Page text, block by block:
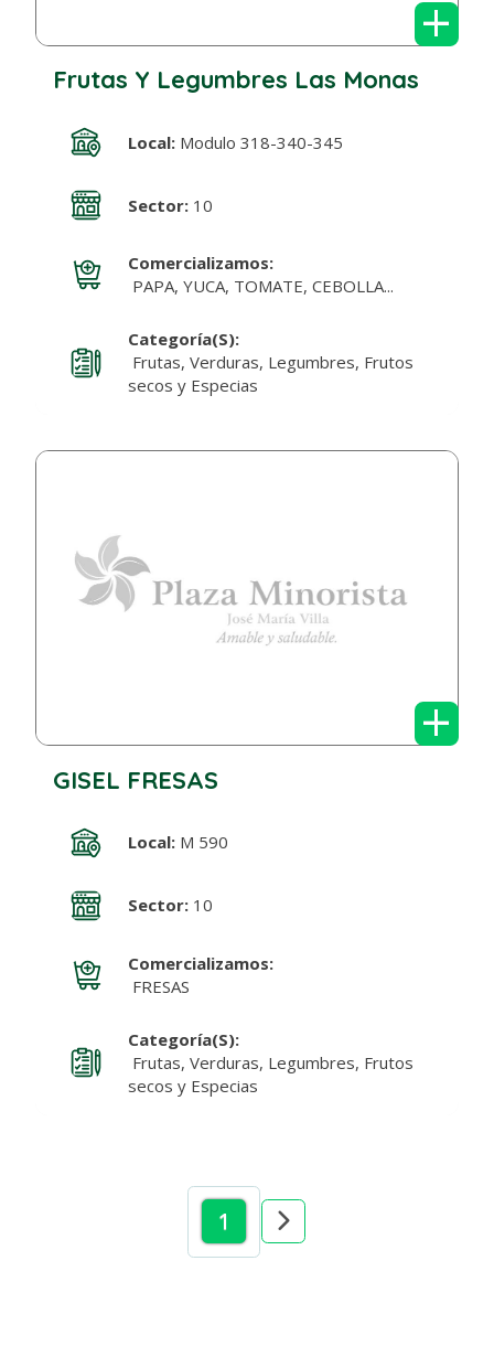
+
Frutas Y Legumbres Las Monas
Local:Modulo 318-340-345
Sector:10
Comercializamos:
PAPA, YUCA, TOMATE, CEBOLLA...
Categoría(s):
Frutas, Verduras, Legumbres, Frutos
secos y Especias
+
GISEL FRESAS
Local:M 590
Sector:10
Comercializamos:
FRESAS
Categoría(s):
Frutas, Verduras, Legumbres, Frutos
secos y Especias
1